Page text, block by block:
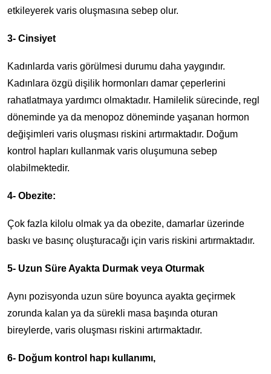
etkileyerek varis oluşmasına sebep olur.
3- Cinsiyet
Kadınlarda varis görülmesi durumu daha yaygındır.
Kadınlara özgü dişilik hormonları damar çeperlerini
rahatlatmaya yardımcı olmaktadır. Hamilelik sürecinde, regl
döneminde ya da menopoz döneminde yaşanan hormon
değişimleri varis oluşması riskini artırmaktadır. Doğum
kontrol hapları kullanmak varis oluşumuna sebep
olabilmektedir.
4- Obezite:
Çok fazla kilolu olmak ya da obezite, damarlar üzerinde
baskı ve basınç oluşturacağı için varis riskini artırmaktadır.
5- Uzun Süre Ayakta Durmak veya Oturmak
Aynı pozisyonda uzun süre boyunca ayakta geçirmek
zorunda kalan ya da sürekli masa başında oturan
bireylerde, varis oluşması riskini artırmaktadır.
6- Doğum kontrol hapı kullanımı,